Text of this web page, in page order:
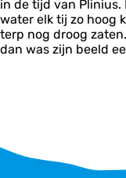
in de tijd van
water elk tij zo hoog
terp nog droog
dan was zijn beeld